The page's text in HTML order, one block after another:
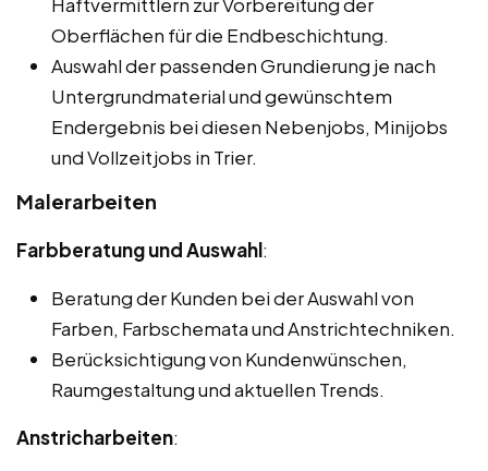
Oberflächen für die Endbeschichtung.
Auswahl der passenden Grundierung je nach
Untergrundmaterial und gewünschtem
Endergebnis bei diesen Nebenjobs, Minijobs
und Vollzeitjobs in Trier.
Malerarbeiten
Farbberatung und Auswahl:
Beratung der Kunden bei der Auswahl von
Farben, Farbschemata und Anstrichtechniken.
Berücksichtigung von Kundenwünschen,
Raumgestaltung und aktuellen Trends.
Anstricharbeiten: